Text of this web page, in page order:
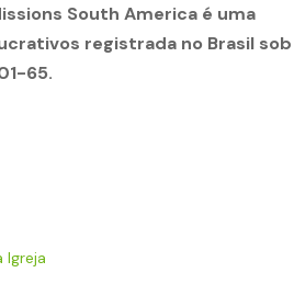
South America é uma
registrada no Brasil sob
65.
Igreja